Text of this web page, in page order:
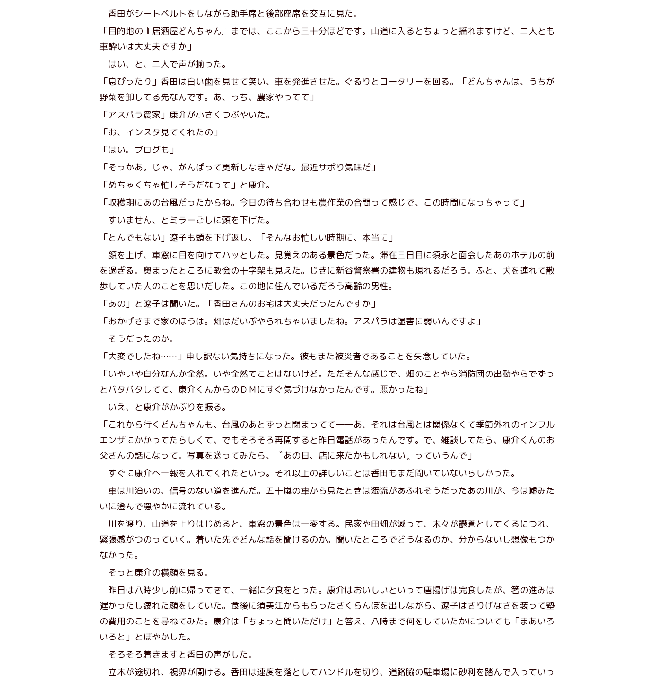
香田がシートベルトをしながら助手席と後部座席を交互に見た。
「目的地の『居酒屋どんちゃん』までは、ここから三十分ほどです。山道に入るとちょっと揺れますけど、二人とも
車酔いは大丈夫ですか」
はい、と、二人で声が揃った。
「息ぴったり」香田は白い歯を見せて笑い、車を発進させた。ぐるりとロータリーを回る。「どんちゃんは、うちが
野菜を卸してる先なんです。あ、うち、農家やってて」
「アスパラ農家」康介が小さくつぶやいた。
「お、インスタ見てくれたの」
「はい。ブログも」
「そっかあ。じゃ、がんばって更新しなきゃだな。最近サボり気味だ」
「めちゃくちゃ忙しそうだなって」と康介。
「収穫期にあの台風だったからね。今日の待ち合わせも農作業の合間って感じで、この時間になっちゃって」
すいません、とミラーごしに頭を下げた。
「とんでもない」遼子も頭を下げ返し、「そんなお忙しい時期に、本当に」
顔を上げ、車窓に目を向けてハッとした。見覚えのある景色だった。滞在三日目に須永と面会したあのホテルの前
を過ぎる。奥まったところに教会の十字架も見えた。じきに新谷警察署の建物も現れるだろう。ふと、犬を連れて散
歩していた人のことを思いだした。この地に住んでいるだろう高齢の男性。
「あの」と遼子は聞いた。「香田さんのお宅は大丈夫だったんですか」
「おかげさまで家のほうは。畑はだいぶやられちゃいましたね。アスパラは湿害に弱いんですよ」
そうだったのか。
「大変でしたね……」申し訳ない気持ちになった。彼もまた被災者であることを失念していた。
「いやいや自分なんか全然。いや全然てことはないけど。ただそんな感じで、畑のことやら消防団の出動やらでずっ
とバタバタしてて、康介くんからのＤＭにすぐ気づけなかったんです。悪かったね」
いえ、と康介がかぶりを振る。
「これから行くどんちゃんも、台風のあとずっと閉まってて――あ、それは台風とは関係なくて季節外れのインフル
エンザにかかってたらしくて、でもそろそろ再開すると昨日電話があったんです。で、雑談してたら、康介くんのお
父さんの話になって。写真を送ってみたら、〝あの日、店に来たかもしれない〟っていうんで」
すぐに康介へ一報を入れてくれたという。それ以上の詳しいことは香田もまだ聞いていないらしかった。
車は川沿いの、信号のない道を進んだ。五十嵐の車から見たときは濁流があふれそうだったあの川が、今は嘘みた
いに澄んで穏やかに流れている。
川を渡り、山道を上りはじめると、車窓の景色は一変する。民家や田畑が減って、木々が鬱蒼としてくるにつれ、
緊張感がつのっていく。着いた先でどんな話を聞けるのか。聞いたところでどうなるのか、分からないし想像もつか
なかった。
そっと康介の横顔を見る。
昨日は八時少し前に帰ってきて、一緒に夕食をとった。康介はおいしいといって唐揚げは完食したが、箸の進みは
遅かったし疲れた顔をしていた。食後に須美江からもらったさくらんぼを出しながら、遼子はさりげなさを装って塾
の費用のことを尋ねてみた。康介は「ちょっと聞いただけ」と答え、八時まで何をしていたかについても「まあいろ
いろと」とぼやかした。
そろそろ着きますと香田の声がした。
立木が途切れ、視界が開ける。香田は速度を落としてハンドルを切り、道路脇の駐車場に砂利を踏んで入っていっ